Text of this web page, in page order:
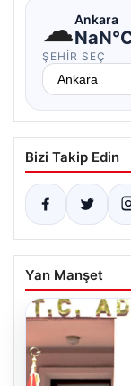
☁Ankara
ŞEHIR SEÇ
Bizi Takip Edin
Yan Manşet